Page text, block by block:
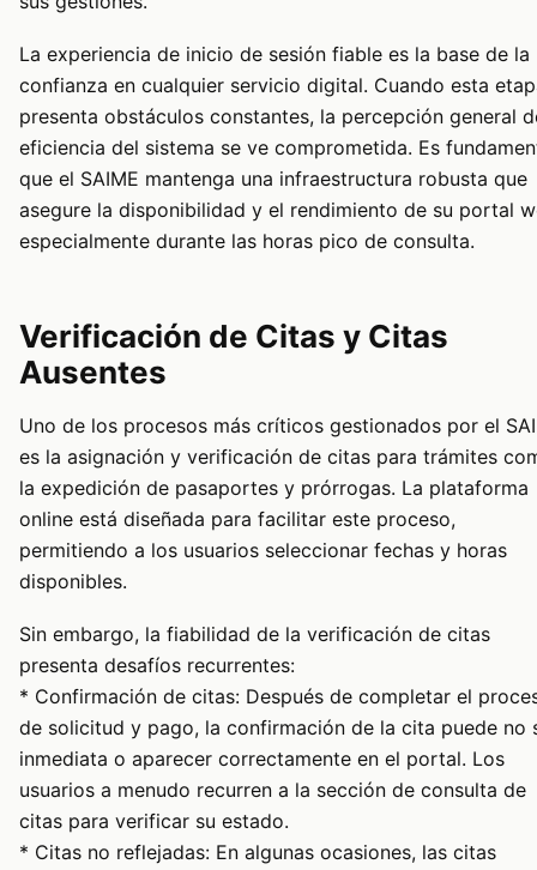
La experiencia de inicio de sesión fiable es la base de la
confianza en cualquier servicio digital. Cuando esta
presenta obstáculos constantes, la percepción general
eficiencia del sistema se ve comprometida. Es
que el SAIME mantenga una infraestructura robusta que
asegure la disponibilidad y el rendimiento de su portal
especialmente durante las horas pico de consulta.
Verificación de Citas y Citas
Ausentes
Uno de los procesos más críticos gestionados por el
es la asignación y verificación de citas para trámites
la expedición de pasaportes y prórrogas. La plataforma
online está diseñada para facilitar este proceso,
permitiendo a los usuarios seleccionar fechas y horas
disponibles.
Sin embargo, la fiabilidad de la verificación de citas
presenta desafíos recurrentes:
* Confirmación de citas: Después de completar el
de solicitud y pago, la confirmación de la cita puede no
inmediata o aparecer correctamente en el portal. Los
usuarios a menudo recurren a la sección de consulta de
citas para verificar su estado.
* Citas no reflejadas: En algunas ocasiones, las citas